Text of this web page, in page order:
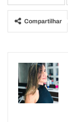
Compartilhar